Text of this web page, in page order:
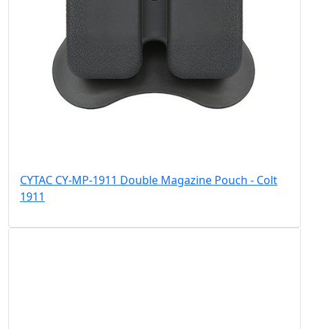
CYTAC CY-MP-1911 Double Magazine Pouch - Colt
1911